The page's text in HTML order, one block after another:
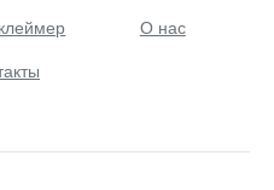
О нас